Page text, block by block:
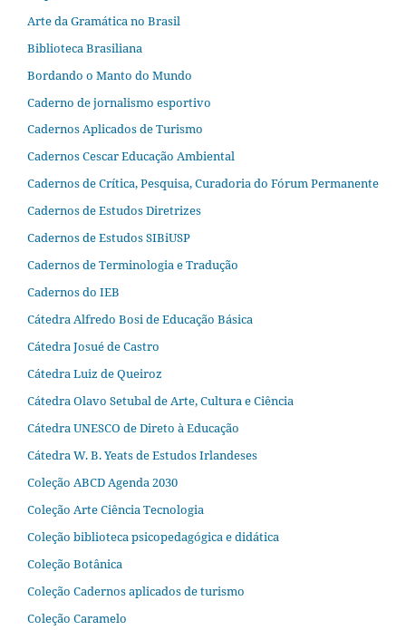
Arte da Gramática no Brasil
Biblioteca Brasiliana
Bordando o Manto do Mundo
Caderno de jornalismo esportivo
Cadernos Aplicados de Turismo
Cadernos Cescar Educação Ambiental
Cadernos de Crítica, Pesquisa, Curadoria do Fórum Permanente
Cadernos de Estudos Diretrizes
Cadernos de Estudos SIBiUSP
Cadernos de Terminologia e Tradução
Cadernos do IEB
Cátedra Alfredo Bosi de Educação Básica
Cátedra Josué de Castro
Cátedra Luiz de Queiroz
Cátedra Olavo Setubal de Arte, Cultura e Ciência
Cátedra UNESCO de Direto à Educação
Cátedra W. B. Yeats de Estudos Irlandeses
Coleção ABCD Agenda 2030
Coleção Arte Ciência Tecnologia
Coleção biblioteca psicopedagógica e didática
Coleção Botânica
Coleção Cadernos aplicados de turismo
Coleção Caramelo